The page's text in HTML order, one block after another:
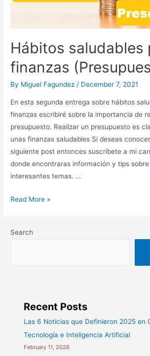
Hábitos saludables
finanzas
By Miguel Fagundez / December 7, 2021
En esta segunda entrega sobre hábitos
finanzas escribiré sobre la importancia de
presupuesto. Realizar un presupuesto es
unas finanzas saludables Si deseas
siguiente post entonces suscríbete a mi
donde encontraras información y tips
interesantes temas. …
Hábitos
tus
Read More »
Search
Recent Posts
Las 6 Noticias que Definieron 2025 en
Tecnología e Inteligencia Artificial
February 11, 2026